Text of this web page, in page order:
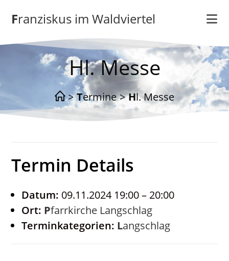
Inhalt
springenFranziskus im Waldviertel
Hl. Messe
> Termine > Hl. Messe
Termin Details
Datum: 09.11.2024 19:00– 20:00
Ort:
Pfarrkirche Langschlag
Terminkategorien:
Langschlag